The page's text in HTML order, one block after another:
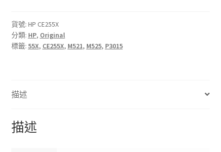
量
黑
色
碳
盒
數
貨號: HP CE255X
分類: HP, Original
標籤: 55X, CE255X, M521, M525, P3015
描述
描述